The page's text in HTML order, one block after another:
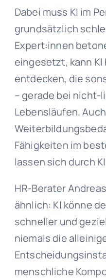
Dabei muss KI im
grundsätzlich
Expert:innen
eingesetzt, kann
entdecken, die
– gerade bei nicht-
Lebensläufen. Auch
Fähigkeiten im
lassen sich durch
HR-Berater
ähnlich: KI könne
schneller und
niemals die
menschliche